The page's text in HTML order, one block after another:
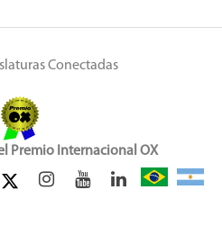
Conectadas
Premio Internacional OX